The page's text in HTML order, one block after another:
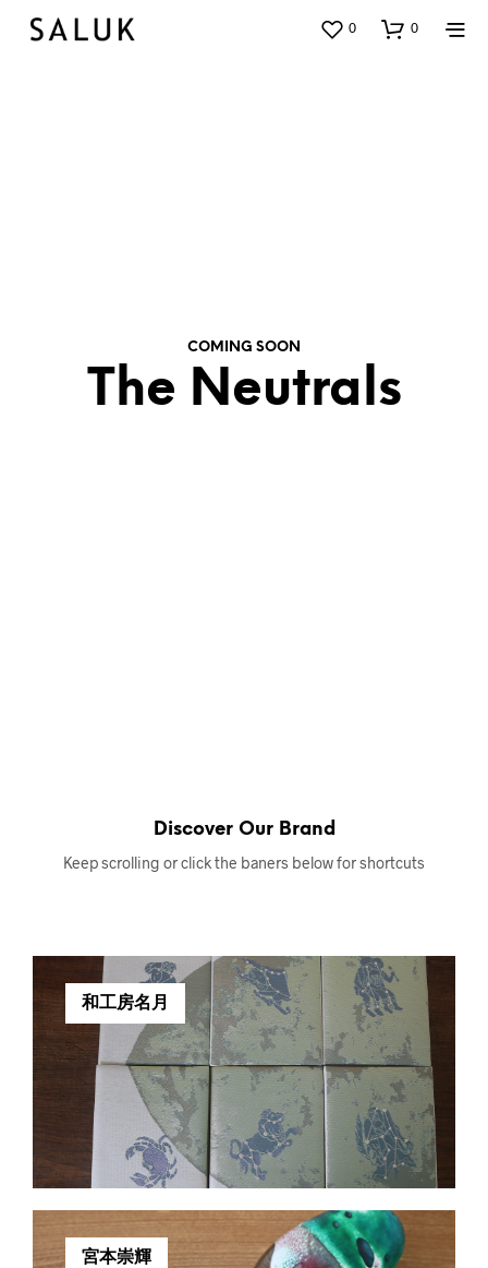
0 0
COMING SOON
The Neutrals
Discover Our Brand
Keep scrolling or click the baners below for shortcuts
和工房名月
宮本崇輝